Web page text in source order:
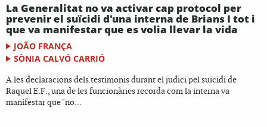
La Generalitat no va activar cap protocol per
prevenir el suïcidi d'una interna de Brians I tot i
que va manifestar que es volia llevar la vida
JOÃO FRANÇA
SÒNIA CALVÓ CARRIÓ
A les declaracions dels testimonis durant el judici pel suïcidi de
Raquel E.F., una de les funcionàries recorda com la interna va
manifestar que "no...